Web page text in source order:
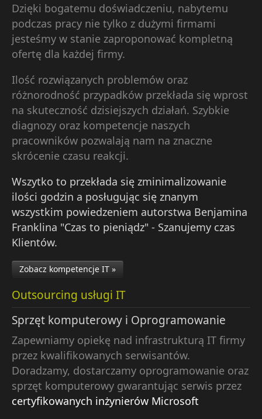
Dzięki bogatemu doświadczeniu, nabytemu
podczas pracy nie tylko z dużymi firmami
jesteśmy w stanie zaproponować kompletną
ofertę dla każdej firmy.
Ilość rozwiązanych problemów oraz
różnorodność przypadków przekłada się wprost
na skuteczność dzisiejszych działań. Szybkie
diagnozy oraz kompetencje naszych
pracowników pozwalają nam na znaczne
skrócenie czasu reakcji.
Wszytko to przekłada się zminimalizowanie
ilości godzin a posługując się znanym
wszystkim powiedzeniem autorstwa Benjamina
Franklina "Czas to pieniądz" - Szanujemy czas
Klientów.
Zobacz kompetencje IT »
Outsourcing usługi IT
Sprzęt komputerowy i Oprogramowanie
Zapewniamy opiekę nad infrastrukturą IT firmy
przez kwalifikowanych serwisantów.
Doradzamy, dostarczamy oprogramowanie oraz
sprzęt komputerowy gwarantując serwis przez
certyfikowanych inżynierów Microsoft